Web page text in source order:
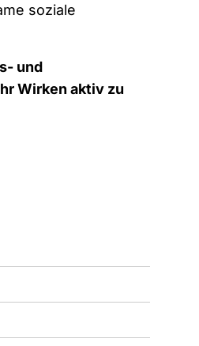
soziale
und
Wirken aktiv zu